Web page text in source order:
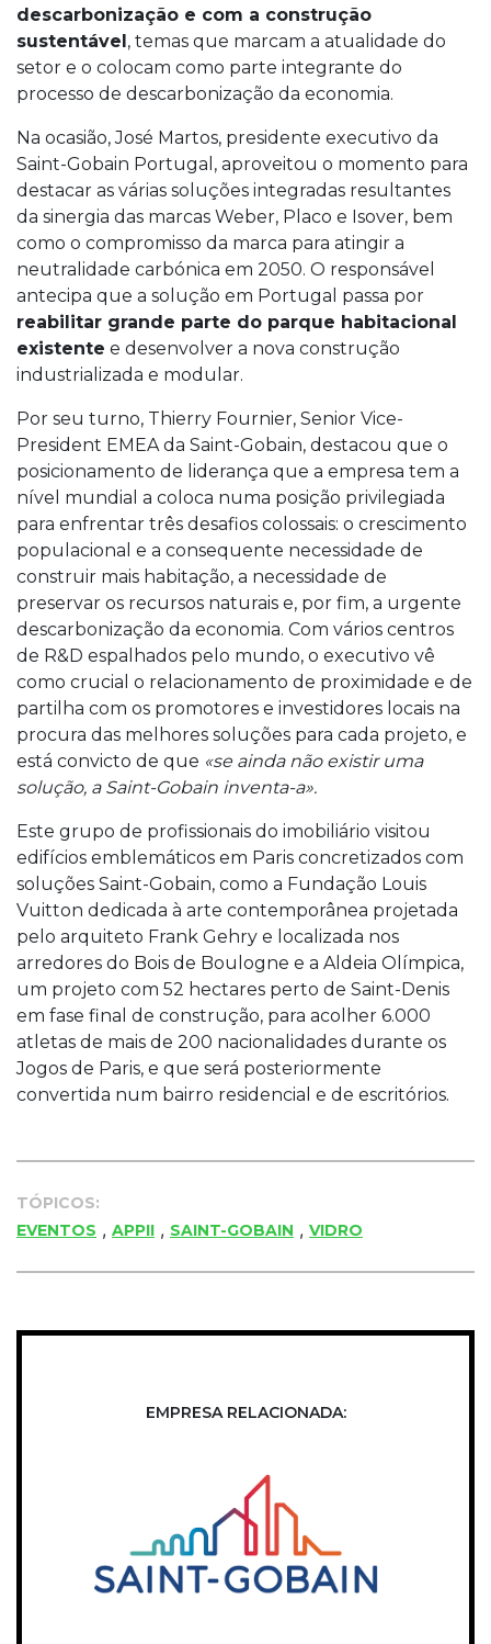
descarbonização e com a construção
sustentável, temas que marcam a atualidade do
setor e o colocam como parte integrante do
processo de descarbonização da economia.
Na ocasião, José Martos, presidente executivo da
Saint-Gobain Portugal, aproveitou o momento para
destacar as várias soluções integradas resultantes
da sinergia das marcas Weber, Placo e Isover, bem
como o compromisso da marca para atingir a
neutralidade carbónica em 2050. O responsável
antecipa que a solução em Portugal passa por
reabilitar grande parte do parque habitacional
existente e desenvolver a nova construção
industrializada e modular.
Por seu turno, Thierry Fournier, Senior Vice-
President EMEA da Saint-Gobain, destacou que o
posicionamento de liderança que a empresa tem a
nível mundial a coloca numa posição privilegiada
para enfrentar três desafios colossais: o crescimento
populacional e a consequente necessidade de
construir mais habitação, a necessidade de
preservar os recursos naturais e, por fim, a urgente
descarbonização da economia. Com vários centros
de R&D espalhados pelo mundo, o executivo vê
como crucial o relacionamento de proximidade e de
partilha com os promotores e investidores locais na
procura das melhores soluções para cada projeto, e
está convicto de que «se ainda não existir uma
solução, a Saint-Gobain inventa-a».
Este grupo de profissionais do imobiliário visitou
edifícios emblemáticos em Paris concretizados com
soluções Saint-Gobain, como a Fundação Louis
Vuitton dedicada à arte contemporânea projetada
pelo arquiteto Frank Gehry e localizada nos
arredores do Bois de Boulogne e a Aldeia Olímpica,
um projeto com 52 hectares perto de Saint-Denis
em fase final de construção, para acolher 6.000
atletas de mais de 200 nacionalidades durante os
Jogos de Paris, e que será posteriormente
convertida num bairro residencial e de escritórios.
TÓPICOS:
EVENTOS , APPII , SAINT-GOBAIN , VIDRO
EMPRESA RELACIONADA: